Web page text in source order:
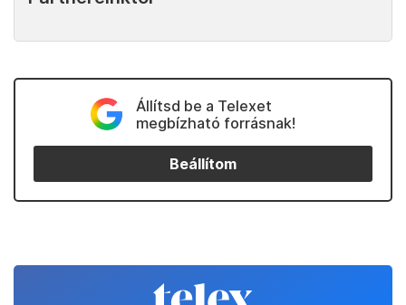
Állítsd be a Telexet
megbízható forrásnak!
Beállítom